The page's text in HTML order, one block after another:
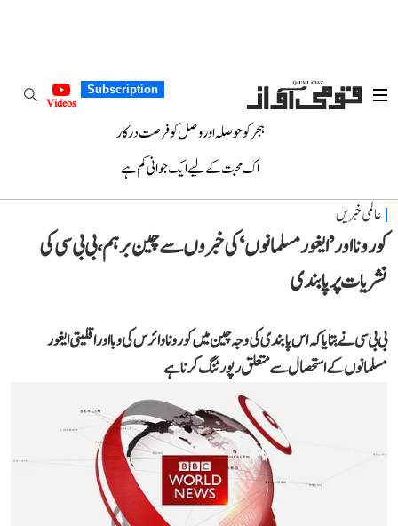
Subscription
Videos
ہجر کو حوصلہ اور وصل کو فرصت درکار
اک محبت کے لیے ایک جوانی کم ہے
عالمی خبریں
کورونا اور ’ایغور مسلمانوں‘ کی خبروں سے چین برہم، بی بی سی کی
نشریات پر پابندی
بی بی سی نے بتایا کہ اس پابندی کی وجہ چین میں کورونا وائرس کی وبا اور اقلیتی ایغور
مسلمانوں کے استحصال سے متعلق رپورٹنگ کر نا ہے